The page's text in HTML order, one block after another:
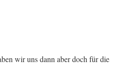
wir uns dann aber doch für die